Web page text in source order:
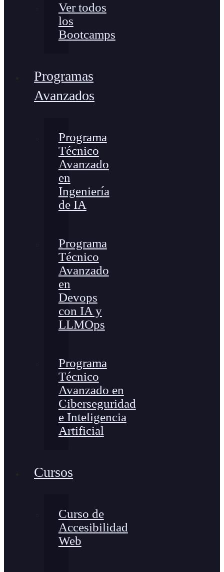
Ver todos
los
Bootcamps
Programas
Avanzados
Programa
Técnico
Avanzado
en
Ingeniería
de IA
Programa
Técnico
Avanzado
en
Devops
con IA y
LLMOps
Programa
Técnico
Avanzado en
Ciberseguridad
e Inteligencia
Artificial
Cursos
Curso de
Accesibilidad
Web